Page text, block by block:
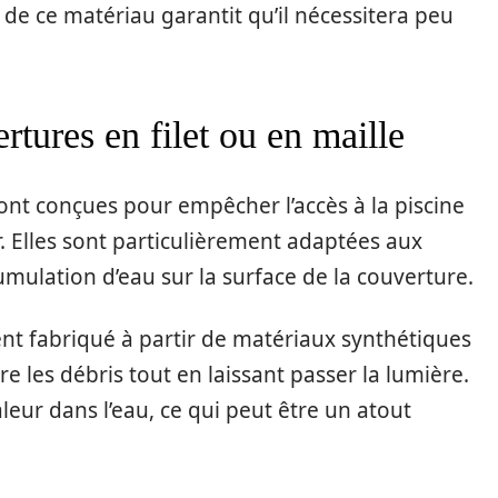
ce matériau garantit qu’il nécessitera peu
en filet ou en maille
conçues pour empêcher l’accès à la piscine
Elles sont particulièrement adaptées aux
d’eau sur la surface de la couverture.
fabriqué à partir de matériaux synthétiques
les débris tout en laissant passer la lumière.
dans l’eau, ce qui peut être un atout